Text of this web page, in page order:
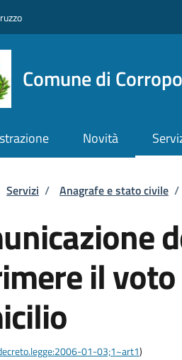
Comune di
Novità
di pane
Servizi / Anagrafe e stato civile /
il
01-03;1~art1)